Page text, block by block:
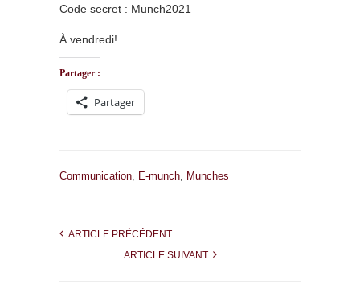
Code secret : Munch2021
À vendredi!
Partager :
Partager
Communication, E-munch, Munches
ARTICLE PRÉCÉDENT
ARTICLE SUIVANT